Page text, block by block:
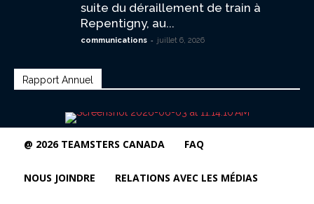
suite du déraillement de train à
Repentigny, au...
communications - juillet 6, 2026
Rapport Annuel
@ 2026 TEAMSTERS CANADA FAQ
NOUS JOINDRE RELATIONS AVEC LES MÉDIAS